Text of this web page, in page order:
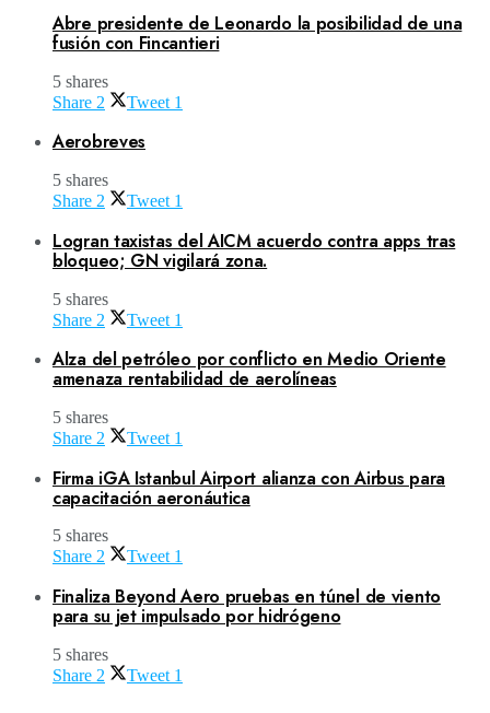
Abre presidente de Leonardo la posibilidad de una
fusión con Fincantieri
5 shares
Share 2 Tweet 1
Aerobreves
5 shares
Share 2 Tweet 1
Logran taxistas del AICM acuerdo contra apps tras
bloqueo; GN vigilará zona.
5 shares
Share 2 Tweet 1
Alza del petróleo por conflicto en Medio Oriente
amenaza rentabilidad de aerolíneas
5 shares
Share 2 Tweet 1
Firma iGA Istanbul Airport alianza con Airbus para
capacitación aeronáutica
5 shares
Share 2 Tweet 1
Finaliza Beyond Aero pruebas en túnel de viento
para su jet impulsado por hidrógeno
5 shares
Share 2 Tweet 1